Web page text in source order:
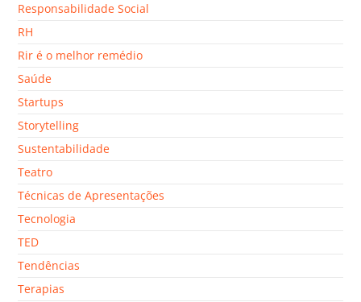
Responsabilidade Social
RH
Rir é o melhor remédio
Saúde
Startups
Storytelling
Sustentabilidade
Teatro
Técnicas de Apresentações
Tecnologia
TED
Tendências
Terapias